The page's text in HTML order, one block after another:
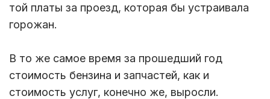
той платы за проезд, которая бы устраивала
горожан.
В то же самое время за прошедший год
стоимость бензина и запчастей, как и
стоимость услуг, конечно же, выросли.